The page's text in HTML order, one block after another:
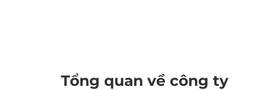
Tổng quan về công ty